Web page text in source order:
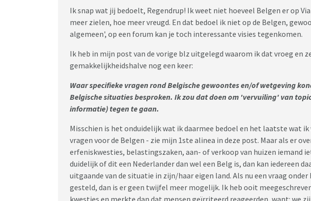
Ik snap wat jij bedoelt, Regendrup! Ik weet niet hoeveel Belgen er op
meer zielen, hoe meer vreugd. En dat bedoel ik niet op de Belgen,
algemeen', op een forum kan je toch interessante visies tegenkomen.
Ik heb in mijn post van de vorige blz uitgelegd waarom ik dat vroeg en
gemakkelijkheidshalve nog een keer:
Waar specifieke vragen rond Belgische gewoontes en/of wetgeving
Belgische situaties besproken. Ik zou dat doen om 'vervuiling' van
informatie) tegen te gaan.
Misschien is het onduidelijk wat ik daarmee bedoel en het laatste wat
vragen voor de Belgen - zie mijn 1ste alinea in deze post. Maar als er
erfeniskwesties, belastingszaken, aan- of verkoop van huizen iemand
duidelijk of dit een Nederlander dan wel een Belg is, dan kan iedereen
uitgaande van de situatie in zijn/haar eigen land. Als nu een vraag
gesteld, dan is er geen twijfel meer mogelijk. Ik heb ooit
kwesties en merkte dan dat mensen geïrriteerd reageerden, want: we